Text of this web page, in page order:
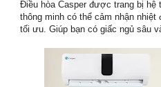
Điều hòa Casper được trang bị hệ
thông minh có thể cảm nhận
tối ưu. Giúp bạn có giấc ngủ sâu